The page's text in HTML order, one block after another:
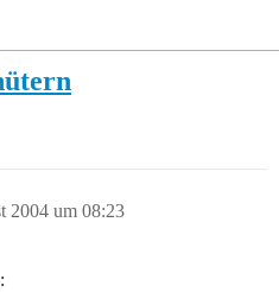
2004 um 08:23